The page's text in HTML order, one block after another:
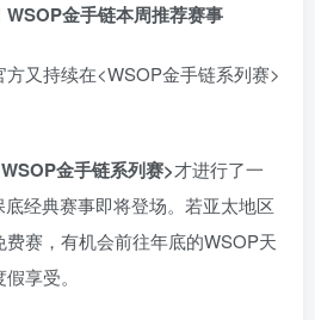
金手链本周推荐赛事
又持续在<WSOP金手链系列赛>
金手链系列赛>才进行了一
经典赛事即将登场。若亚太地区
赛，有机会前往年底的WSOP天
享受。